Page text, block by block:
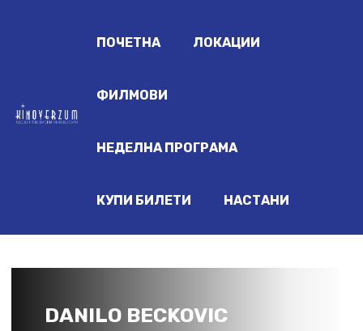
ПОЧЕТНА ЛОКАЦИИ
ФИЛМОВИ
НЕДЕЛНА ПРОГРАМА
КУПИ БИЛЕТИ НАСТАНИ
DANILO BECKOVIC